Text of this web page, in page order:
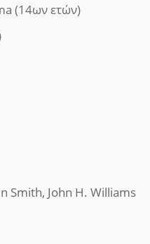
(14ων ετών)
Smith, John H. Williams